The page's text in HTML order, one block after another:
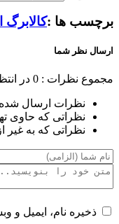
برچسب ها :کالابرگ
ارسال نظر شما
مجموع نظرات : 0 در
نظرات ارسال
نظراتی که حاوی
نظراتی که به غیر
ذخیره نام، ایمیل و